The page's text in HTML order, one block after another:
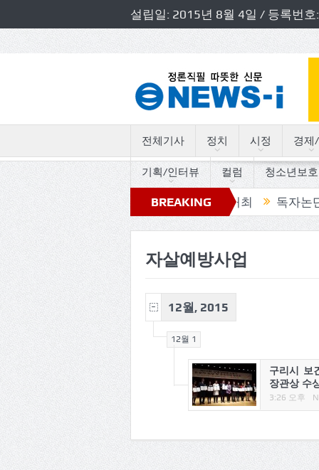
설립일: 2015년 8월 4일 / 등록번
전체기사 정치 시정 경제
기획/인터뷰 컬럼 청소년보
BREAKING
NEWS
기도의원 초청 소방정책간담회 개최 독자논단, “고
자살예방사업
12월, 2015
12월 1
구리시 보
장관상 수
3:26 오후